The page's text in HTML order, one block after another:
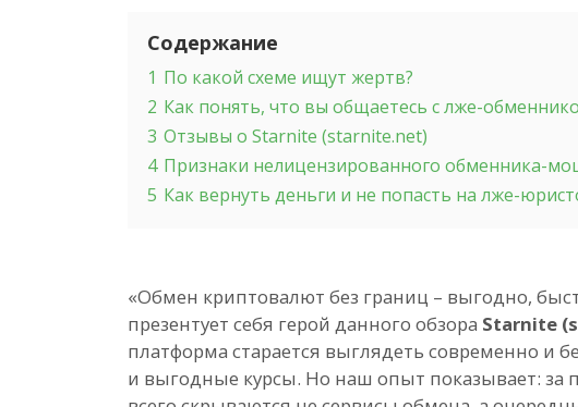
Содержание
1 По какой схеме ищут жертв?
2 Как понять, что вы общаетесь с лже-
3 Отзывы о Starnite (starnite.net)
4 Признаки нелицензированного обменника-
5 Как вернуть деньги и не попасть на лже-
«Обмен криптовалют без границ – выгодно,
презентует себя герой данного обзора Starnite
платформа старается выглядеть современно и
и выгодные курсы. Но наш опыт показывает: